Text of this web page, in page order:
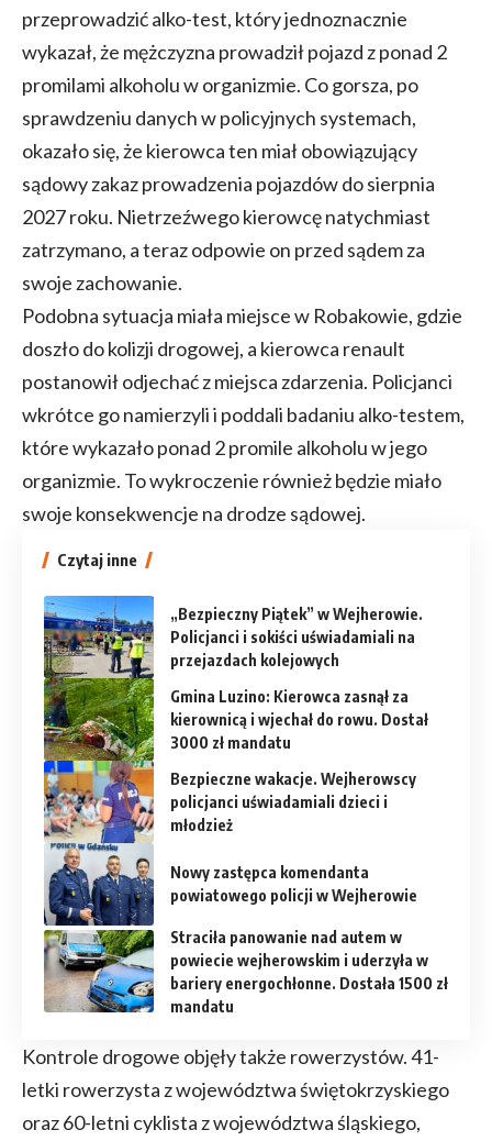
przeprowadzić alko-test, który jednoznacznie
wykazał, że mężczyzna prowadził pojazd z ponad 2
promilami alkoholu w organizmie. Co gorsza, po
sprawdzeniu danych w policyjnych systemach,
okazało się, że kierowca ten miał obowiązujący
sądowy zakaz prowadzenia pojazdów do sierpnia
2027 roku. Nietrzeźwego kierowcę natychmiast
zatrzymano, a teraz odpowie on przed sądem za
swoje zachowanie.
Podobna sytuacja miała miejsce w Robakowie, gdzie
doszło do kolizji drogowej, a kierowca renault
postanowił odjechać z miejsca zdarzenia. Policjanci
wkrótce go namierzyli i poddali badaniu alko-testem,
które wykazało ponad 2 promile alkoholu w jego
organizmie. To wykroczenie również będzie miało
swoje konsekwencje na drodze sądowej.
Czytaj inne
„Bezpieczny Piątek” w Wejherowie.
Policjanci i sokiści uświadamiali na
przejazdach kolejowych
Gmina Luzino: Kierowca zasnął za
kierownicą i wjechał do rowu. Dostał
3000 zł mandatu
Bezpieczne wakacje. Wejherowscy
policjanci uświadamiali dzieci i
młodzież
Nowy zastępca komendanta
powiatowego policji w Wejherowie
Straciła panowanie nad autem w
powiecie wejherowskim i uderzyła w
bariery energochłonne. Dostała 1500 zł
mandatu
Kontrole drogowe objęły także rowerzystów. 41-
letki rowerzysta z województwa świętokrzyskiego
oraz 60-letni cyklista z województwa śląskiego,